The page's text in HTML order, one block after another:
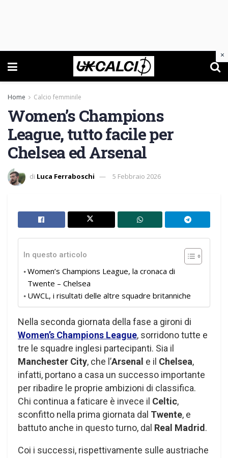
Home Calcio femminile
Women’s Champions
League, tutto facile per
Chelsea ed Arsenal
di Luca Ferraboschi 5 Febbraio 2026
In questo articolo
Women’s Champions League, la cronaca di
Twente – Chelsea
UWCL, i risultati delle altre squadre britanniche
Nella seconda giornata della fase a gironi di
Women’s Champions League, sorridono tutte e
tre le squadre inglesi partecipanti. Sia il
Manchester City, che l’Arsenal e il Chelsea,
infatti, portano a casa un successo importante
per ribadire le proprie ambizioni di classifica.
Chi continua a faticare è invece il Celtic,
sconfitto nella prima giornata dal Twente, e
battuto anche in questo turno, dal Real Madrid.
Coi i successi, rispettivamente sulle austriache
×